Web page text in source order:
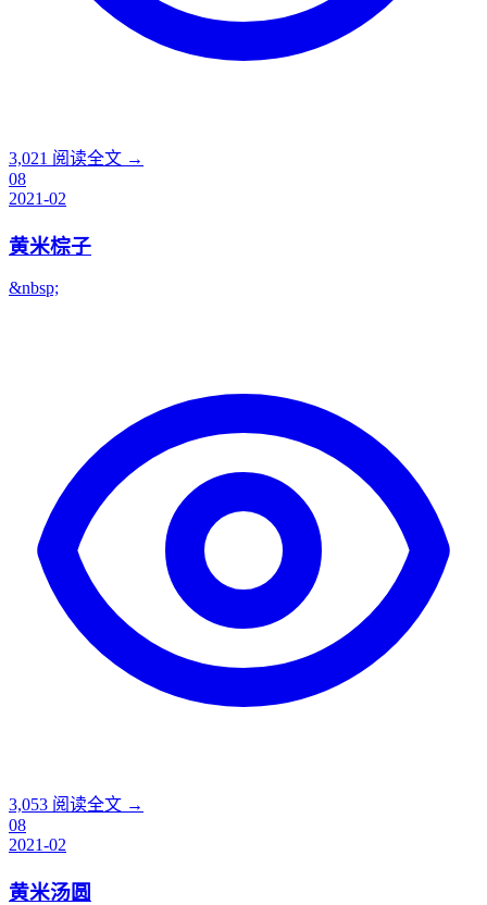
3,021 阅读全文 →
08
2021-02
黄米棕子
&nbsp;
3,053 阅读全文 →
08
2021-02
黄米汤圆